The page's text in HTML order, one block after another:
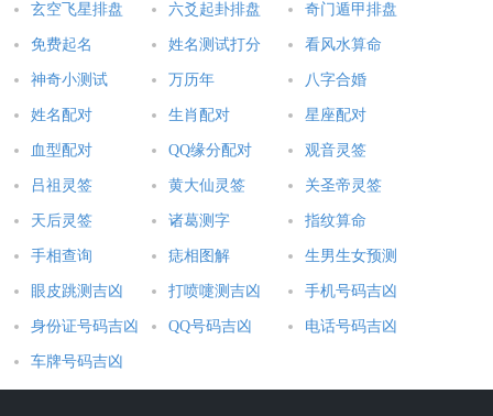
本文： 齐齐哈尔算命的地方
玄空飞星排盘 六爻起卦排盘 奇门遁甲排盘
免费起名 姓名测试打分 看风水算命
神奇小测试 万历年 八字合婚
姓名配对 生肖配对 星座配对
血型配对 QQ缘分配对 观音灵签
吕祖灵签 黄大仙灵签 关圣帝灵签
天后灵签 诸葛测字 指纹算命
手相查询 痣相图解 生男生女预测
眼皮跳测吉凶 打喷嚏测吉凶 手机号码吉凶
身份证号码吉凶 QQ号码吉凶 电话号码吉凶
车牌号码吉凶